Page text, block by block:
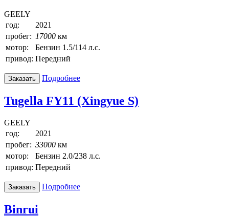
GEELY
год:
2021
пробег: 17000 км
мотор:
Бензин 1.5/114 л.с.
привод: Передний
Заказать Подробнее
Tugella FY11 (Xingyue S)
GEELY
год:
2021
пробег: 33000 км
мотор:
Бензин 2.0/238 л.с.
привод: Передний
Заказать Подробнее
Binrui